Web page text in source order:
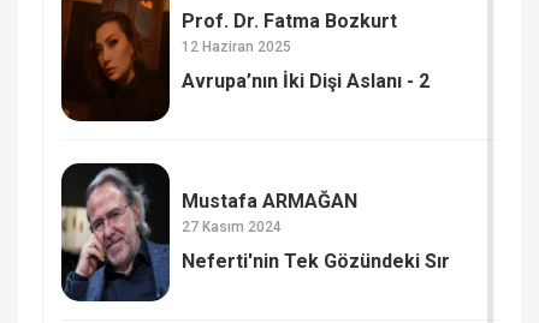
Prof. Dr. Fatma Bozkurt
12 Haziran 2025
Avrupa’nın İki Dişi Aslanı - 2
Mustafa ARMAĞAN
27 Kasım 2024
Neferti'nin Tek Gözündeki Sır